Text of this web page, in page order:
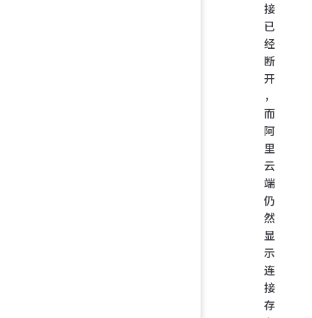
接
已
经
断
开
，
而
阿
里
云
端
仍
然
显
示
连
接
存